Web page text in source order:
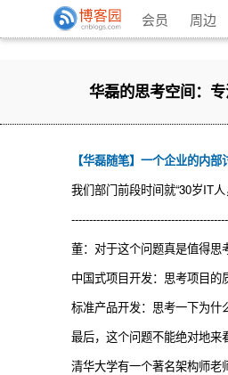
会员 周边
华磊的思考空间：
【华磊随笔】一个企业的内
我们部门前段时间就“30岁IT
董：对于这个问题真是值得思
中国式项目开发：思考项目的
标准产品开发：思考一下为什
最后，这个问题不能绝对地来
清华大学有一个著名架构师老